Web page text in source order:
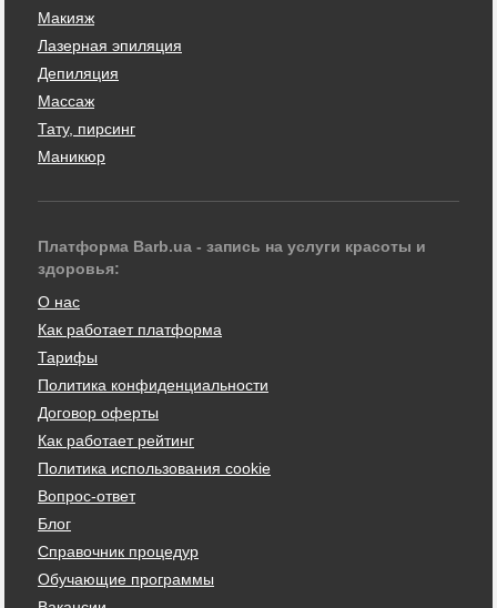
Макияж
Лазерная эпиляция
Депиляция
Массаж
Тату, пирсинг
Маникюр
Платформа Barb.ua - запись на услуги красоты и
здоровья:
О нас
Как работает платформа
Тарифы
Политика конфиденциальности
Договор оферты
Как работает рейтинг
Политика использования cookie
Вопрос-ответ
Блог
Справочник процедур
Обучающие программы